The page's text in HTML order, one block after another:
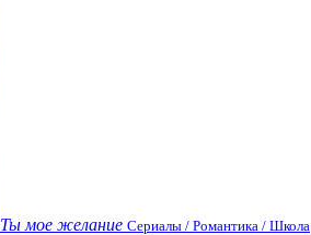
Ты мое желание Сериалы / Романтика / Школа